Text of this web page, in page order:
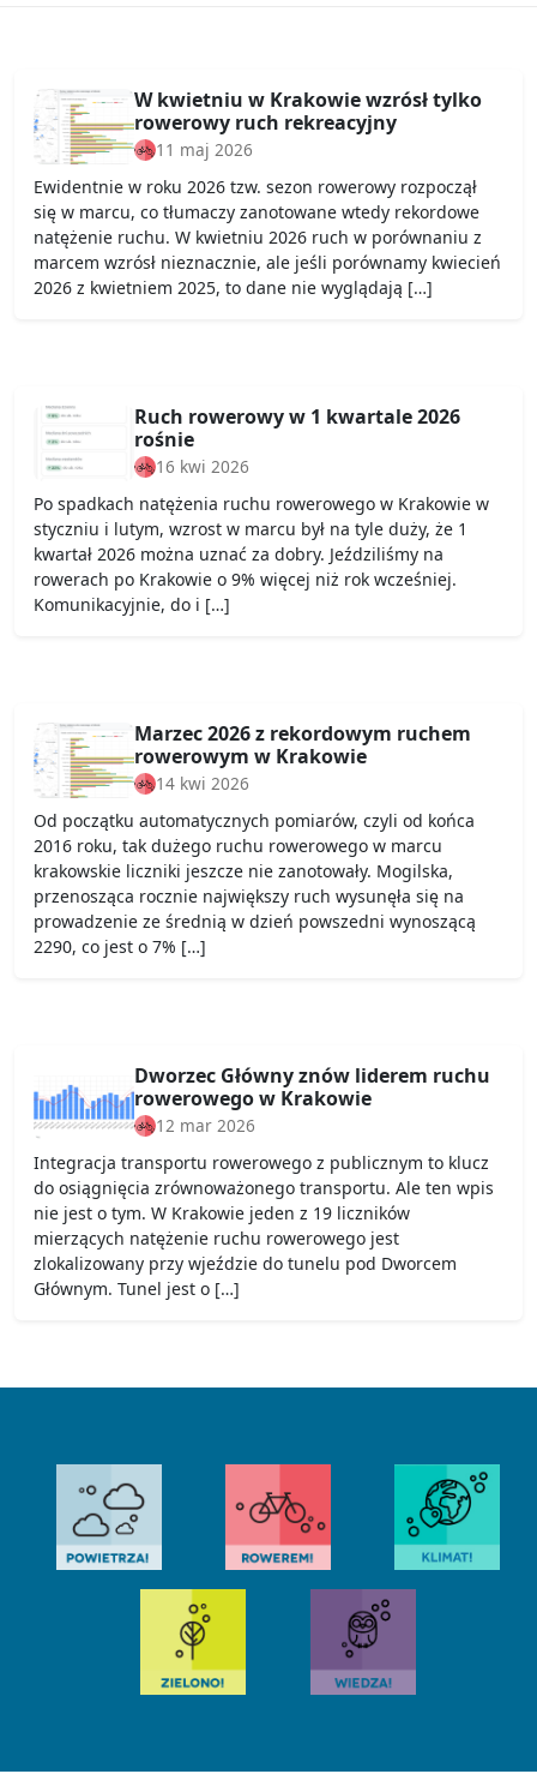
W kwietniu w Krakowie wzrósł tylko
rowerowy ruch rekreacyjny
11 maj 2026
Ewidentnie w roku 2026 tzw. sezon rowerowy rozpoczął
się w marcu, co tłumaczy zanotowane wtedy rekordowe
natężenie ruchu. W kwietniu 2026 ruch w porównaniu z
marcem wzrósł nieznacznie, ale jeśli porównamy kwiecień
2026 z kwietniem 2025, to dane nie wyglądają […]
Ruch rowerowy w 1 kwartale 2026
rośnie
16 kwi 2026
Po spadkach natężenia ruchu rowerowego w Krakowie w
styczniu i lutym, wzrost w marcu był na tyle duży, że 1
kwartał 2026 można uznać za dobry. Jeździliśmy na
rowerach po Krakowie o 9% więcej niż rok wcześniej.
Komunikacyjnie, do i […]
Marzec 2026 z rekordowym ruchem
rowerowym w Krakowie
14 kwi 2026
Od początku automatycznych pomiarów, czyli od końca
2016 roku, tak dużego ruchu rowerowego w marcu
krakowskie liczniki jeszcze nie zanotowały. Mogilska,
przenosząca rocznie największy ruch wysunęła się na
prowadzenie ze średnią w dzień powszedni wynoszącą
2290, co jest o 7% […]
Dworzec Główny znów liderem ruchu
rowerowego w Krakowie
12 mar 2026
Integracja transportu rowerowego z publicznym to klucz
do osiągnięcia zrównoważonego transportu. Ale ten wpis
nie jest o tym. W Krakowie jeden z 19 liczników
mierzących natężenie ruchu rowerowego jest
zlokalizowany przy wjeździe do tunelu pod Dworcem
Głównym. Tunel jest o […]